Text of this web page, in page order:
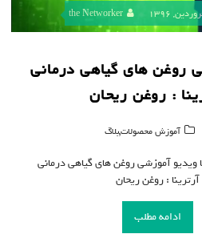
the Networker
روغن های گیاهی درمانی
: روغن ریحان
آموزش محصولات,بلاگ
ویدیو آموزشی روغن های گیاهی درمانی
آرترینا : روغن ریحان
ادامه مطلب